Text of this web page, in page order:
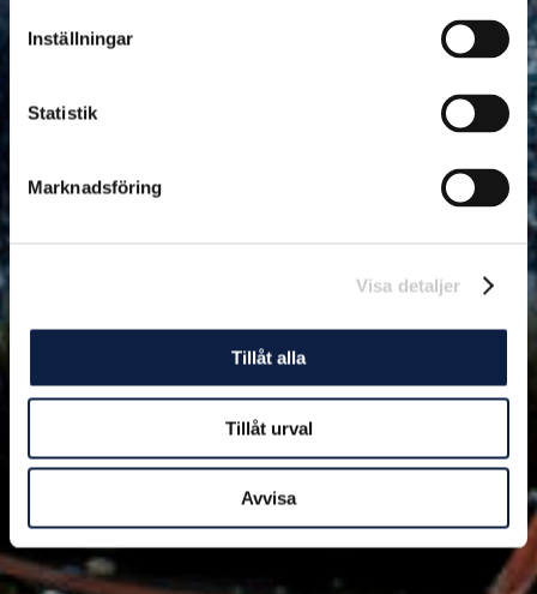
Inställningar
Statistik
Marknadsföring
Visa detaljer
Tillåt alla
Tillåt urval
Avvisa